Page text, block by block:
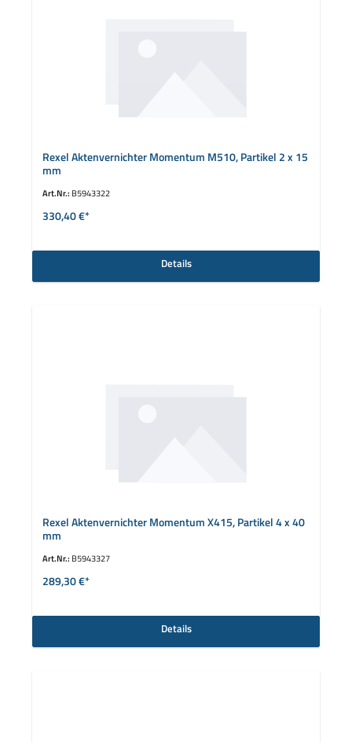
Rexel Aktenvernichter Momentum M510, Partikel 2 x 15
mm
Art.Nr.: B5943322
330,40 €*
Details
Rexel Aktenvernichter Momentum X415, Partikel 4 x 40
mm
Art.Nr.: B5943327
289,30 €*
Details